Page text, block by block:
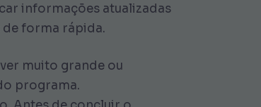
informações atualizadas
de forma rápida.
muito grande ou
programa.